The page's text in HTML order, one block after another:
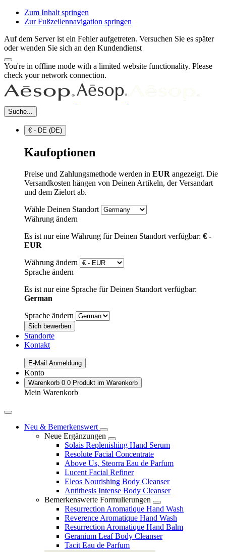
Zum Inhalt springen
Zur Fußzeilennavigation springen
Auf dem Server ist ein Fehler aufgetreten. Versuchen Sie es später
oder wenden Sie sich an den Kundendienst
You're in offline mode with a limited website functionality. Please
check your network connection.
Suche...
€ - DE (DE)
Kaufoptionen
Preise und Zahlungsmethode werden in EUR angezeigt. Die
Versandkosten hängen von Deinen Artikeln, der Versandart
und dem Zielort ab.
Wähle Deinen Standort
Währung ändern
Es ist nur eine Währung für Deinen Standort verfügbar: € -
EUR
Währung ändern
Sprache ändern
Es ist nur eine Sprache für Deinen Standort verfügbar:
German
Sprache ändern
Sich bewerben
Standorte
Kontakt
E-Mail Anmeldung
Konto
Warenkorb 0 0 Produkt im Warenkorb
Mein Warenkorb
Neu & Bemerkenswert
Neue Ergänzungen
Solais Replenishing Hand Serum
Resolute Facial Concentrate
Above Us, Steorra Eau de Parfum
Lucent Facial Refiner
Eleos Nourishing Body Cleanser
Antithesis Intense Body Cleanser
Bemerkenswerte Formulierungen
Resurrection Aromatique Hand Wash
Reverence Aromatique Hand Wash
Resurrection Aromatique Hand Balm
Geranium Leaf Body Cleanser
Tacit Eau de Parfum